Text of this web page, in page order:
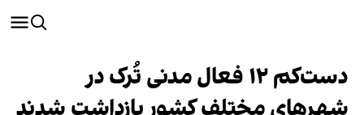
دست‌کم ۱۲ فعال مدنی تُرک در